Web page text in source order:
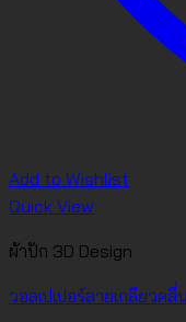
Add to Wishlist
Quick View
ผ้าปัก 3D Design
วอลเปเปอร์ลายเกลียวค